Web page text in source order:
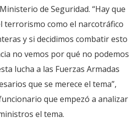
de Seguridad. “Hay que
terrorismo como el narcotráfico
y si decidimos combatir esto
no vemos por qué no podemos
lucha a las Fuerzas Armadas
que se merece el tema”,
que empezó a analizar
el tema.